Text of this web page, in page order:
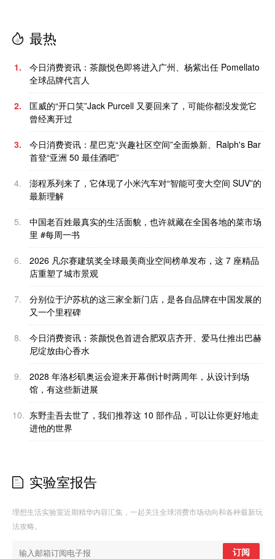
最热
1.
今日消费资讯：茶颜悦色即将进入广州、杨紫出任 Pomellato
全球品牌代言人
2.
匡威的“开口笑”Jack Purcell 又要回来了，可能你都没发觉它
曾经离开过
3.
今日消费资讯：星巴克“兴趣社区空间”全面焕新、Ralph's Bar
首登“亚洲 50 最佳酒吧”
4.
澎程系列来了，它体现了小米汽车对“智能可变大空间 SUV”的
最新理解
5.
中国老百姓最真实的生活面貌，也许就藏在全国各地的菜市场
里 #每周一书
6.
2026 凡尔赛建筑奖全球最美商业空间榜单发布，这 7 座精品
店重塑了城市景观
7.
分别位于沪苏杭的这三家全新门店，是各自品牌在中国发展的
又一个里程碑
8.
今日消费资讯：茶颜悦色首进合肥双店齐开、爱马仕推出巴赫
尼绽放由心香水
9.
2028 年洛杉矶奥运会迎来开幕倒计时两周年，从设计到场
馆，有这些新进展
10. 东野圭吾去世了，我们推荐这 10 部作品，可以让你更好地走
进他的世界
实验室报告
理想生活实验室近期精华内容汇集，一起关注全球消费市场动向和各种最新玩
法攻略。